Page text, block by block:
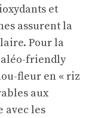
et
assurent la
Pour la
friendly
fleur en « riz
aux
avec les